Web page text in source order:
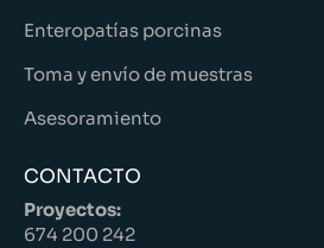
Enteropatías porcinas
Toma y envío de muestras
Asesoramiento
CONTACTO
Proyectos:
674 200 242